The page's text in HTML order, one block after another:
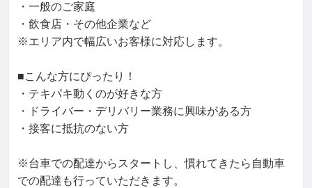
・一般のご家庭
・飲食店・その他企業など
※エリア内で幅広いお客様に対応します。
■こんな方にぴったり！
・テキパキ動くのが好きな方
・ドライバー・デリバリー業務に興味がある方
・接客に抵抗のない方
※台車での配達からスタートし、慣れてきたら自動車
での配達も行っていただきます。